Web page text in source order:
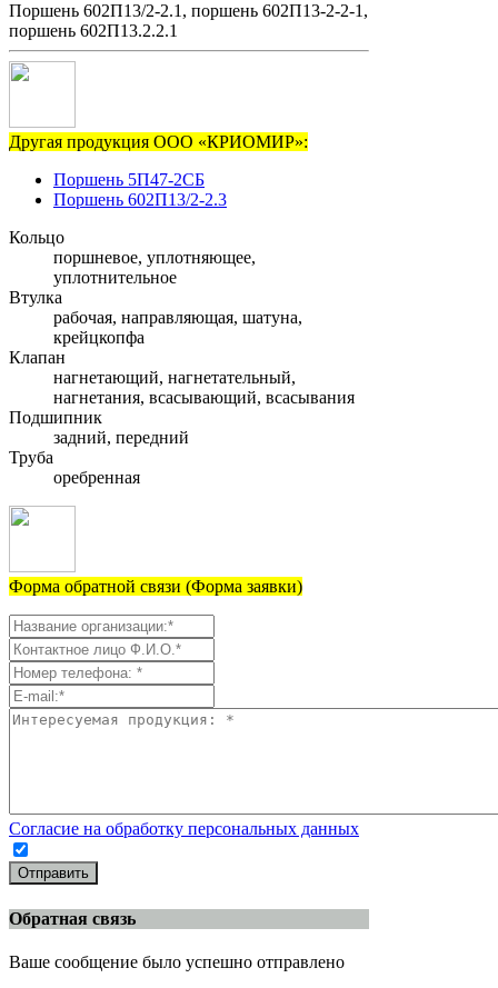
Поршень 602П13/2-2.1, поршень 602П13-2-2-1,
поршень 602П13.2.2.1
Другая продукция ООО «КРИОМИР»:
Поршень 5П47-2СБ
Поршень 602П13/2-2.3
Кольцо
поршневое, уплотняющее,
уплотнительное
Втулка
рабочая, направляющая, шатуна,
крейцкопфа
Клапан
нагнетающий, нагнетательный,
нагнетания, всасывающий, всасывания
Подшипник
задний, передний
Труба
оребренная
Форма обратной связи (Форма заявки)
Согласие на обработку персональных данных
Отправить
Обратная связь
Ваше сообщение было успешно отправлено